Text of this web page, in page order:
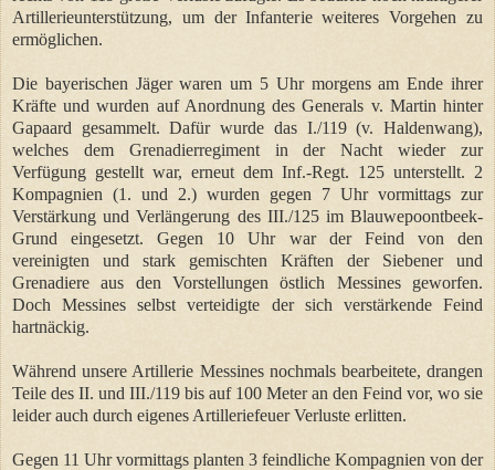
Artillerieunterstützung, um der Infanterie weiteres Vorgehen zu
ermöglichen.
Die bayerischen Jäger waren um 5 Uhr morgens am Ende ihrer
Kräfte und wurden auf Anordnung des Generals v. Martin hinter
Gapaard gesammelt. Dafür wurde das I./119 (v. Haldenwang),
welches dem Grenadierregiment in der Nacht wieder zur
Verfügung gestellt war, erneut dem Inf.-Regt. 125 unterstellt. 2
Kompagnien (1. und 2.) wurden gegen 7 Uhr vormittags zur
Verstärkung und Verlängerung des III./125 im Blauwepoontbeek-
Grund eingesetzt. Gegen 10 Uhr war der Feind von den
vereinigten und stark gemischten Kräften der Siebener und
Grenadiere aus den Vorstellungen östlich Messines geworfen.
Doch Messines selbst verteidigte der sich verstärkende Feind
hartnäckig.
Während unsere Artillerie Messines nochmals bearbeitete, drangen
Teile des II. und III./119 bis auf 100 Meter an den Feind vor, wo sie
leider auch durch eigenes Artilleriefeuer Verluste erlitten.
Gegen 11 Uhr vormittags planten 3 feindliche Kompagnien von der